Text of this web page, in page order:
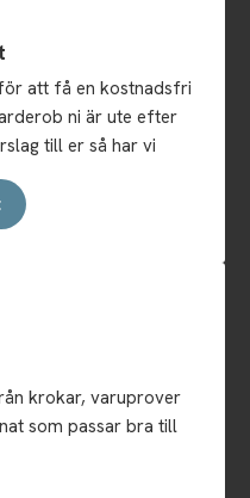
att få en kostnadsfri
ni är ute efter
till er så har vi
krokar, varuprover
som passar bra till